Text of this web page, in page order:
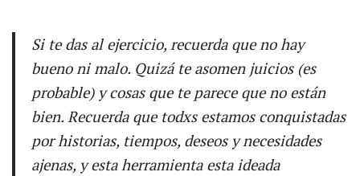
Si te das al ejercicio, recuerda que no hay
bueno ni malo. Quizá te asomen juicios (es
probable) y cosas que te parece que no están
bien. Recuerda que todxs estamos conquistadas
por historias, tiempos, deseos y necesidades
ajenas, y esta herramienta esta ideada